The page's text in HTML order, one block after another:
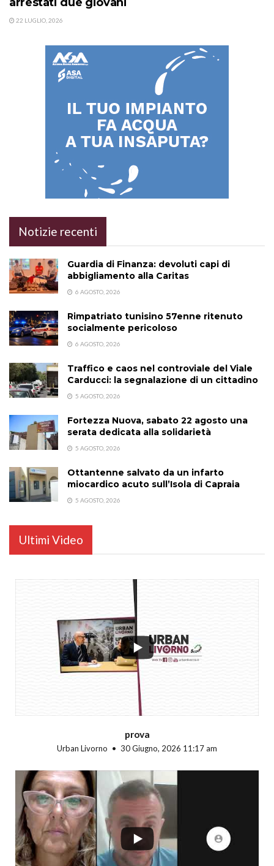
22 LUGLIO, 2026
Notizie recenti
Guardia di Finanza: devoluti capi di
abbigliamento alla Caritas
6 AGOSTO, 2026
Rimpatriato tunisino 57enne ritenuto
socialmente pericoloso
6 AGOSTO, 2026
Traffico e caos nel controviale del Viale
Carducci: la segnalazione di un cittadino
5 AGOSTO, 2026
Fortezza Nuova, sabato 22 agosto una
serata dedicata alla solidarietà
5 AGOSTO, 2026
Ottantenne salvato da un infarto
miocardico acuto sull’Isola di Capraia
5 AGOSTO, 2026
Ultimi Video
prova
Urban Livorno 30 Giugno, 2026 11:17 am